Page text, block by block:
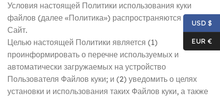
Условия настоящей Политики использования куки
файлов (далее «Политика») распространяются на
Сайт.
Целью настоящей Политики является (1)
проинформировать о перечне используемых и
автоматически загружаемых на устройство
Пользователя Файлов куки; и (2) уведомить о целях
установки и использования таких Файлов куки, а также
USD $
EUR €